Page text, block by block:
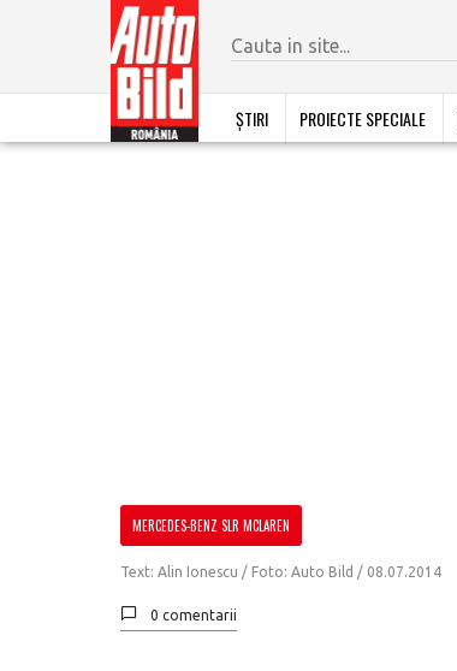
ȘTIRI PROIECTE SPECIALE
MERCEDES-BENZ SLR MCLAREN
Text: Alin Ionescu / Foto: Auto Bild / 08.07.2014
0 comentarii